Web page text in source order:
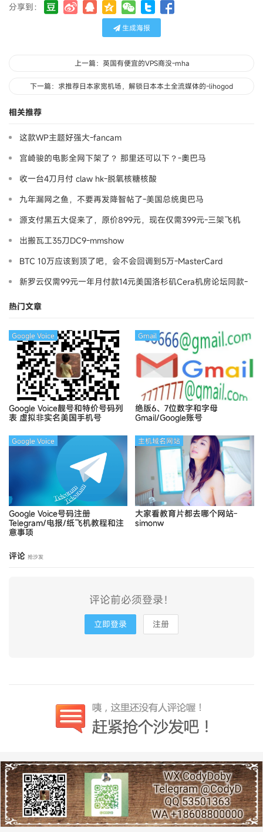
分享到：
生成海报
上一篇：英国有便宜的VPS商没-mha
下一篇：求推荐日本家宽机场，解锁日本本土全流媒体的-lihogod
相关推荐
这款WP主题好强大-fancam
宫崎骏的电影全网下架了？ 那里还可以下？-奧巴马
收一台4刀月付 claw hk-脱氧核糖核酸
九年漏网之鱼，不要再发降智帖了-美国总统奥巴马
源支付黑五大促来了，原价899元，现在仅需399元-三架飞机
出搬瓦工35刀DC9-mmshow
BTC 10万应该到顶了吧，会不会回调到5万-MasterCard
新罗云仅需99元一年月付款14元美国洛杉矶Cera机房论坛同款-
热门文章
Google Voice靓号和特价号码列
表 虚拟非实名美国手机号
Google Voice
绝版6、7位数字和字母
Gmail/Google账号
Gmail
Google Voice号码注册
Telegram/电报/纸飞机教程和注
意事项
Google Voice
大家看教育片都去哪个网站-
simonw
主机域名网站
评论 抢沙发
评论前必须登录！
立即登录 注册